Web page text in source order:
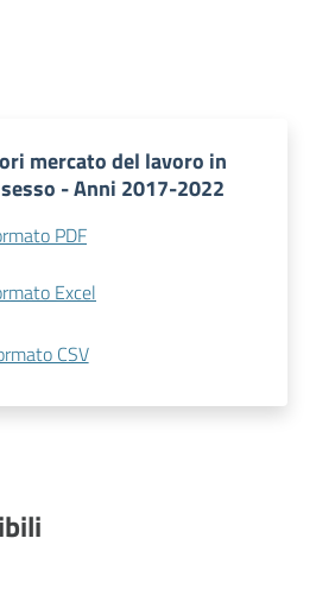
mercato del lavoro in
- Anni 2017-2022
PDF
Excel
CSV